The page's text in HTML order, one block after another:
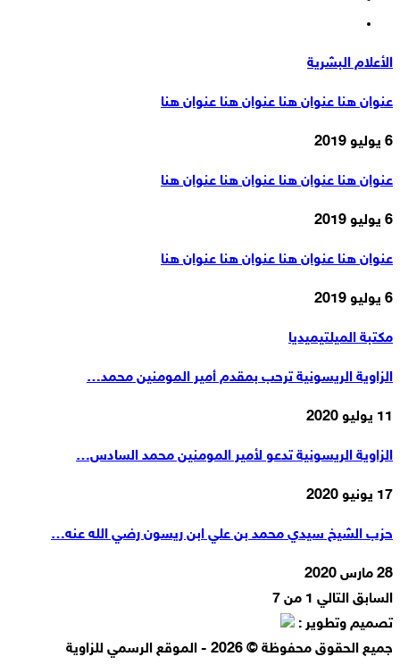
الأعلام البشرية
عنوان هنا عنوان هنا عنوان هنا عنوان هنا
6 يوليو 2019
عنوان هنا عنوان هنا عنوان هنا عنوان هنا
6 يوليو 2019
عنوان هنا عنوان هنا عنوان هنا عنوان هنا
6 يوليو 2019
مكتبة الميلتيميديا
الزاوية الريسونية ترحب بمقدم أمير المومنين محمد…
11 يوليو 2020
الزاوية الريسونية تدعو لأمير المومنين محمد السادس…
17 يونيو 2020
حزب الشيخ سيدي محمد بن علي ابن ريسون رضي الله عنه…
28 مارس 2020
السابق التالي 1 من 7
تصميم وتطوير :
جميع الحقوق محفوظة © 2026 - الموقع الرسمي للزاوية